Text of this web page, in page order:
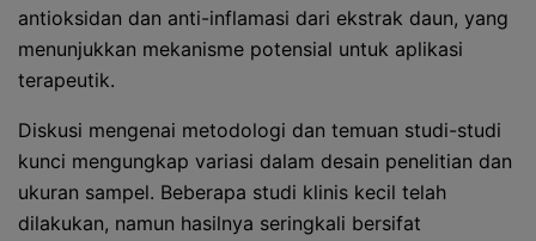
antioksidan dan anti-inflamasi dari ekstrak daun, yang
menunjukkan mekanisme potensial untuk aplikasi
terapeutik.
Diskusi mengenai metodologi dan temuan studi-studi
kunci mengungkap variasi dalam desain penelitian dan
ukuran sampel. Beberapa studi klinis kecil telah
dilakukan, namun hasilnya seringkali bersifat